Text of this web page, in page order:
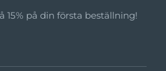
15% på din första beställning!